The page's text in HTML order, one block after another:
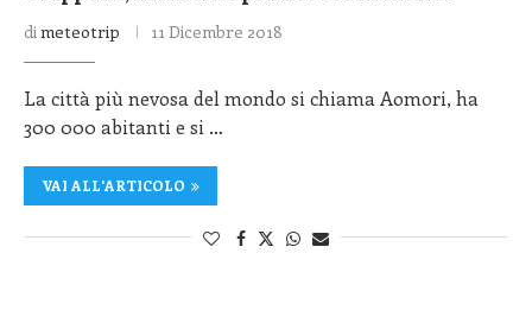
dimeteotrip 11 Dicembre 2018
La città più nevosa del mondo si chiama Aomori, ha
300 000 abitanti e si …
VAI ALL'ARTICOLO